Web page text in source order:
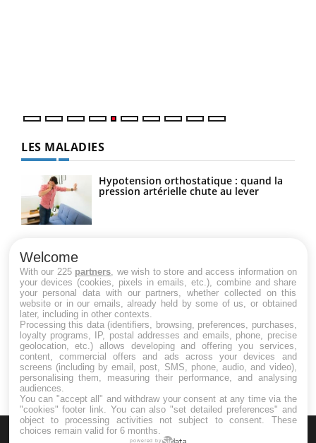
LES MALADIES
Hypotension orthostatique : quand la
pression artérielle chute au lever
Maladie de Charcot (Sclérose latérale
amyotrophique)
Welcome
With our 225 partners , we wish to store and access information on
your devices (cookies, pixels in emails, etc.), combine and share
your personal data with our partners, whether collected on this
website or in our emails, already held by some of us, or obtained
later, including in other contexts.
Processing this data (identifiers, browsing, preferences, purchases,
loyalty programs, IP, postal addresses and emails, phone, precise
geolocation, etc.) allows developing and offering you services,
content, commercial offers and ads across your devices and
screens (including by email, post, SMS, phone, audio, and video),
personalising them, measuring their performance, and analysing
audiences.
You can "accept all" and withdraw your consent at any time via the
"cookies" footer link . You can also "set detailed preferences" and
object to processing activities not subject to consent. These
choices remain valid for 6 months.
powered by